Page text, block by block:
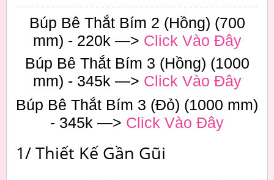
Búp Bê Thắt Bím 2 (Hồng) (700
mm) - 220k —> Click Vào Đây
Búp Bê Thắt Bím 3 (Hồng) (1000
mm) - 345k —> Click Vào Đây
Búp Bê Thắt Bím 3 (Đỏ) (1000 mm)
- 345k —> Click Vào Đây
1/ Thiết Kế Gần Gũi